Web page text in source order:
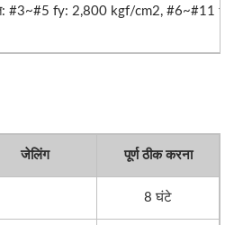
#3~#5 fy: 2,800 kgf/cm2, #6~#11
जेलिंग पूर्ण ठीक करना
8 घंटे